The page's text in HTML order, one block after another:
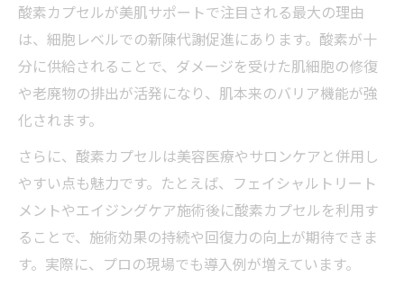
酸素カプセルが美肌サポートで注目される最大の理由
は、細胞レベルでの新陳代謝促進にあります。酸素が十
分に供給されることで、ダメージを受けた肌細胞の修復
や老廃物の排出が活発になり、肌本来のバリア機能が強
化されます。
さらに、酸素カプセルは美容医療やサロンケアと併用し
やすい点も魅力です。たとえば、フェイシャルトリート
メントやエイジングケア施術後に酸素カプセルを利用す
ることで、施術効果の持続や回復力の向上が期待できま
す。実際に、プロの現場でも導入例が増えています。